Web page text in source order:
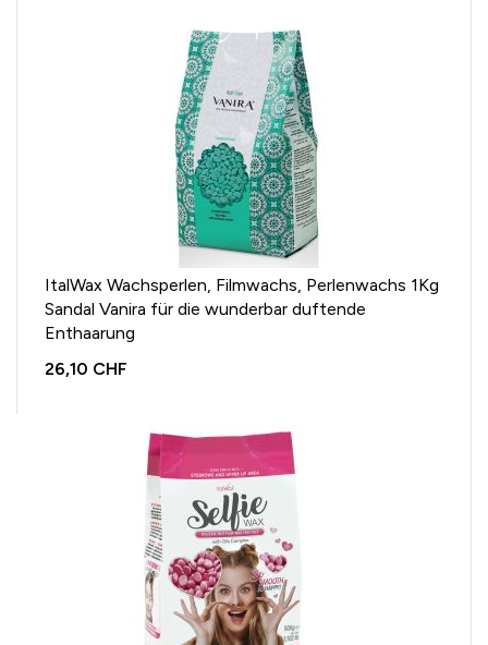
ItalWax Wachsperlen, Filmwachs, Perlenwachs 1Kg
Sandal Vanira für die wunderbar duftende
Enthaarung
26,10 CHF